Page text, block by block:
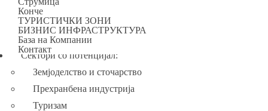
Конче
ТУРИСТИЧКИ ЗОНИ
БИЗНИС ИНФРАСТРУКТУРА
База на Компании
Контакт
Oбучена работна сила
Квалитетни услови за живеење
Геотермални води
Сектори со потенцијал:
Земјоделство и сточарство
Прехранбена индустрија
Туризам